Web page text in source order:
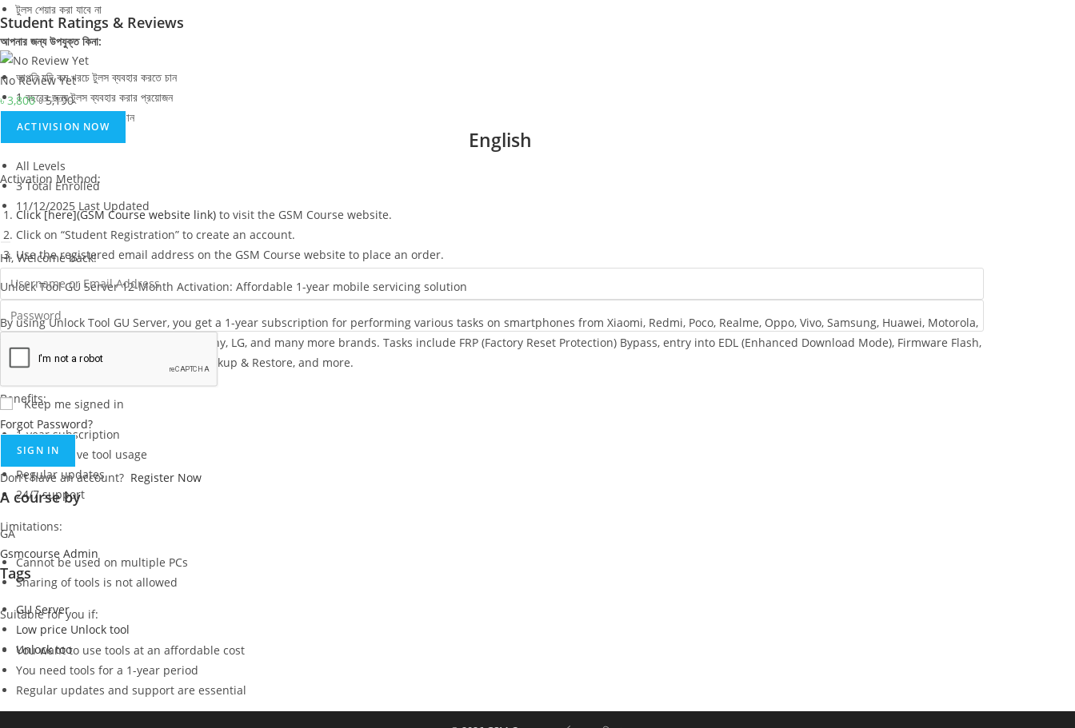
টুলস শেয়ার করা যাবে না
আপনার জন্য উপযুক্ত কিনা:
আপনি যদি কম খরচে টুলস ব্যবহার করতে চান
1 বছরের জন্য টুলস ব্যবহার করার প্রয়োজন
নিয়মিত আপডেট এবং সাপোর্ট চান
English
Activation Method:
Click [here](GSM Course website link) to visit the GSM Course website.
Click on “Student Registration” to create an account.
Use the registered email address on the GSM Course website to place an order.
Unlock Tool GU Server 12-Month Activation: Affordable 1-year mobile servicing solution
By using Unlock Tool GU Server, you get a 1-year subscription for performing various tasks on smartphones from Xiaomi, Redmi, Poco, Realme, Oppo, Vivo, Samsung, Huawei, Motorola,
Tecno, Infinix, Lava, Micromax, Nokia, Sony, LG, and many more brands. Tasks include FRP (Factory Reset Protection) Bypass, entry into EDL (Enhanced Download Mode), Firmware Flash,
Bootloader Unlock, IMEI Repair, Data Backup & Restore, and more.
Benefits:
1-year subscription
Cost-effective tool usage
Regular updates
24/7 support
Limitations:
Cannot be used on multiple PCs
Sharing of tools is not allowed
Suitable for you if:
You want to use tools at an affordable cost
You need tools for a 1-year period
Regular updates and support are essential
Student Ratings & Reviews
No Review Yet
৳3,800 ৳5,190
ACTIVISION NOW
All Levels
3 Total Enrolled
11/12/2025 Last Updated
Hi, Welcome back!
Keep me signed in
Forgot Password?
SIGN IN
Don't have an account? Register Now
A course by
GA
Gsmcourse Admin
Tags
GU Server
Low price Unlock tool
Unlock too